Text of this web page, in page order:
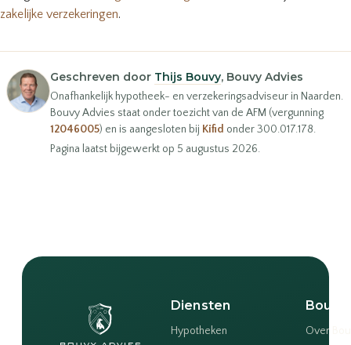
zakelijke verzekeringen.
Geschreven door Thijs Bouvy, Bouvy Advies
Onafhankelijk hypotheek- en verzekeringsadviseur in Naarden.
Bouvy Advies staat onder toezicht van de AFM (vergunning
12046005) en is aangesloten bij Kifid onder 300.017.178.
Pagina laatst bijgewerkt op 5 augustus 2026.
Diensten
Hypotheken
Bouvy
Over